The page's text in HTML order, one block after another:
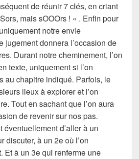
de réunir 7 clés, en criant
mais sOOOrs ! « . Enfin pour
notre envie
jugement donnera l’occasion de
Durant notre cheminement, l’on
texte, uniquement si l’on
au chapitre indiqué. Parfois, le
lieux à explorer et l’on
Tout en sachant que l’on aura
de revenir sur nos pas.
éventuellement d’aller à un
discuter, à un 2e où l’on
Et à un 3e qui renferme une